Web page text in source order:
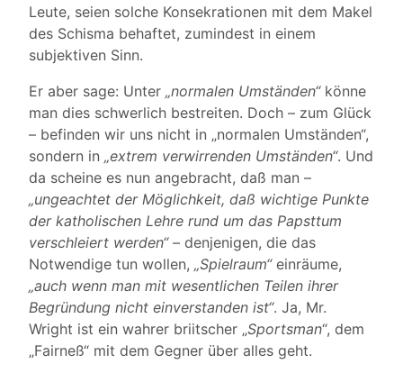
Leute, seien solche Konsekrationen mit dem Makel
des Schisma behaftet, zumindest in einem
subjektiven Sinn.
Er aber sage: Unter „normalen Umständen“könne
man dies schwerlich bestreiten. Doch – zum Glück
– befinden wir uns nicht in „normalen Umständen“,
sondern in „extrem verwirrenden Umständen“. Und
da scheine es nun angebracht, daß man –
„ungeachtet der Möglichkeit, daß wichtige Punkte
der katholischen Lehre rund um das Papsttum
verschleiert werden“– denjenigen, die das
Notwendige tun wollen, „Spielraum“einräume,
„auch wenn man mit wesentlichen Teilen ihrer
Begründung nicht einverstanden ist“. Ja, Mr.
Wright ist ein wahrer briitscher „Sportsman“, dem
„Fairneß“ mit dem Gegner über alles geht.